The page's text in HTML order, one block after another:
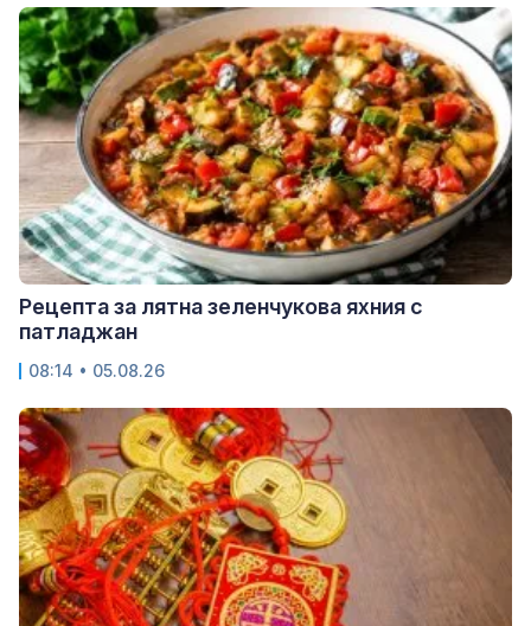
Рецепта за лятна зеленчукова яхния с
патладжан
08:14 • 05.08.26